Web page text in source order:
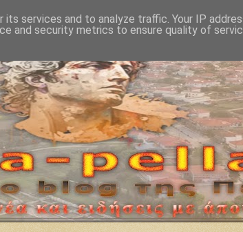
services and to analyze traffic. Your IP
and security metrics to ensure quality of